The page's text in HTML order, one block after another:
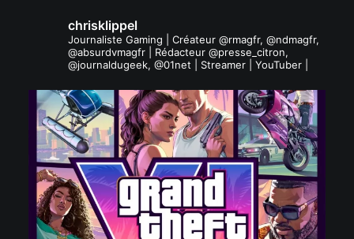
chrisklippel
Journaliste Gaming | Créateur @rmagfr, @ndmagfr,
@absurdvmagfr | Rédacteur @presse_citron,
@journaldugeek, @01net | Streamer | YouTuber |